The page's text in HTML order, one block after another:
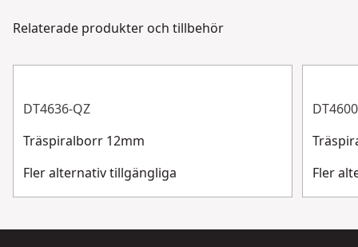
Slag eller
Visa mer
Kundsupport
Relaterade produkter och tillbehör
DT4636-QZ
Träspiralborr 12mm
Fler alternativ tillgängliga
Fler